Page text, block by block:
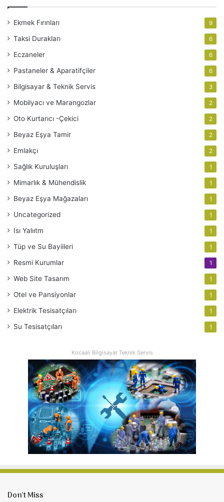
Ekmek Fırınları 9
Taksi Durakları 6
Eczaneler 6
Pastaneler & Aparatifçiler 6
Bilgisayar & Teknik Servis 3
Mobilyacı ve Marangozlar 2
Oto Kurtarıcı -Çekici 2
Beyaz Eşya Tamir 2
Emlakçı 2
Sağlık Kuruluşları 1
Mimarlık & Mühendislik 1
Beyaz Eşya Mağazaları 1
Uncategorized 1
Isı Yalııtm 1
Tüp ve Su Bayiileri 1
Resmi Kurumlar 1
Web Site Tasarım 1
Otel ve Pansiyonlar 1
Elektrik Tesisatçıları 1
Su Tesisatçıları 1
Kocaali Bilgisayar Teknik Servis
Don’t Miss